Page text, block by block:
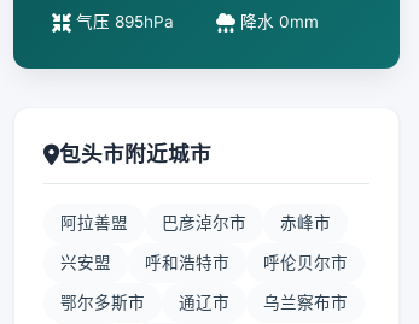
气压 895hPa 降水 0mm
包头市附近城市
阿拉善盟 巴彦淖尔市 赤峰市
兴安盟 呼和浩特市 呼伦贝尔市
鄂尔多斯市 通辽市 乌兰察布市